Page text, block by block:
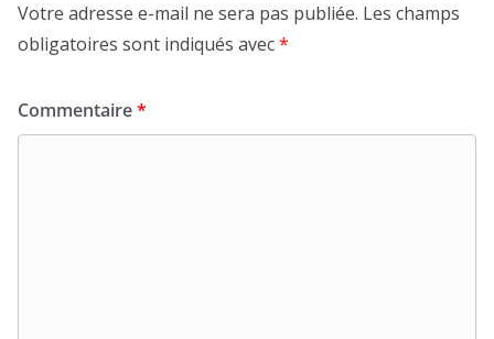
Votre adresse e-mail ne sera pas publiée. Les champs
obligatoires sont indiqués avec*
Commentaire*